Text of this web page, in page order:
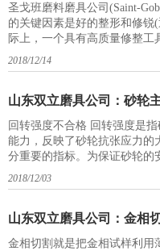
圣戈班磨料磨具公司(Saint-
的关键因素是好的整形和修锐
际上，一个具有高质量修整工
能始终保持砂轮具有高的磨
轮。这一点非常重要，因为车
2018/12/14
山东双立磨具公司：砂轮
回转强度不合格 回转强度是
能力，反映了砂轮抗张应力的
分重要的指标。为保证砂轮的
检查方案为样本数n=10，接收
来的质量抽查发现，纤
2018/12/03
山东双立磨具公司：金相
金相切割就是把金相试样利用